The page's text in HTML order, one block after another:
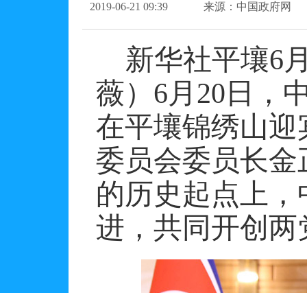
2019-06-21 09:39 来源：中国政府网
新华社平壤6
薇） 6月 20 日，
在平壤锦绣山
委员会委员长
的历史起点上
进，共同开创